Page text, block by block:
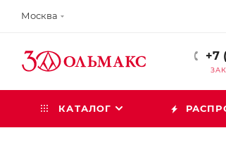
Москва
+7
КАТАЛОГ